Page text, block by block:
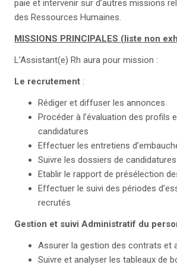
paie et intervenir sur d’autres missions
des Ressources Humaines.
MISSIONS PRINCIPALES (liste non
L’Assistant(e) Rh aura pour mission :
Le recrutement :
Rédiger et diffuser les annonces
Procéder à l’évaluation des profils
candidatures
Effectuer les entretiens
Suivre les dossiers de candidatures
Etablir le rapport de présélection
Effectuer le suivi des périodes
recrutés
Gestion et suivi Administratif du
Assurer la gestion des contrats et
Suivre et analyser les tableaux de